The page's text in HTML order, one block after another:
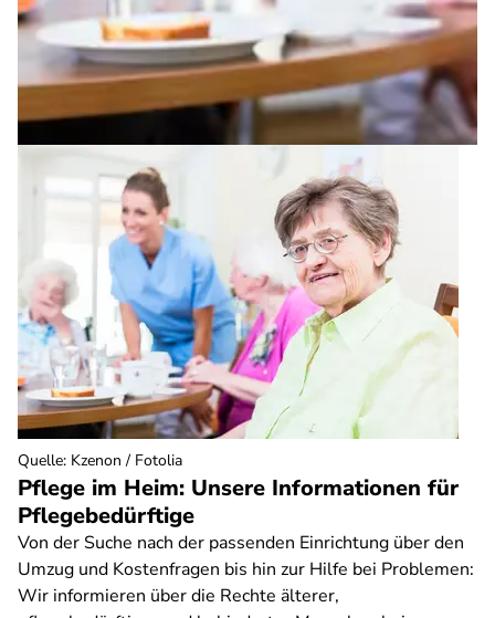
Pflege im Heim: Unsere Informationen für
Pflegebedürftige
Von der Suche nach der passenden Einrichtung über den
Umzug und Kostenfragen bis hin zur Hilfe bei Problemen:
Wir informieren über die Rechte älterer,
Quelle: Kzenon / Fotolia